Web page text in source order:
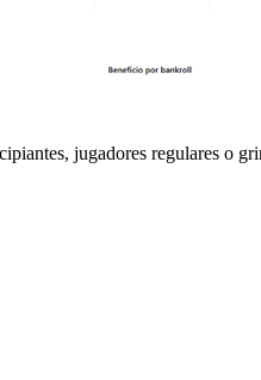
jugadores regulares o